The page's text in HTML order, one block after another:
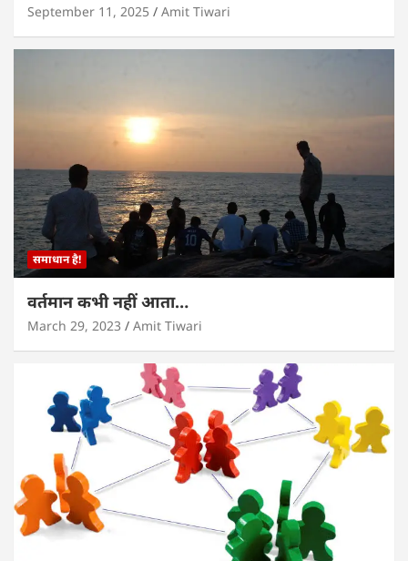
September 11, 2025 Amit Tiwari
समाधान है!
वर्तमान कभी नहीं आता…
March 29, 2023 Amit Tiwari